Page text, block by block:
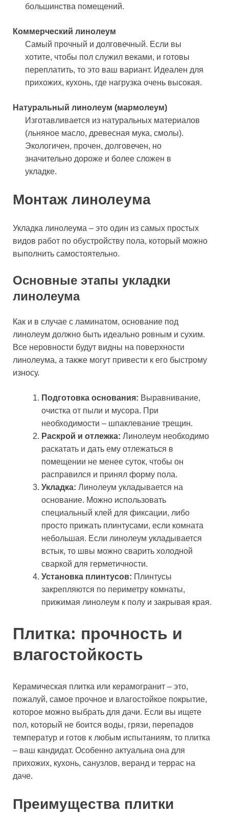
большинства помещений.
Коммерческий линолеум
Самый прочный и долговечный. Если вы
хотите, чтобы пол служил веками, и готовы
переплатить, то это ваш вариант. Идеален для
прихожих, кухонь, где нагрузка очень высокая.
Натуральный линолеум (мармолеум)
Изготавливается из натуральных материалов
(льняное масло, древесная мука, смолы).
Экологичен, прочен, долговечен, но
значительно дороже и более сложен в
укладке.
Монтаж линолеума
Укладка линолеума – это один из самых простых
видов работ по обустройству пола, который можно
выполнить самостоятельно.
Основные этапы укладки
линолеума
Как и в случае с ламинатом, основание под
линолеум должно быть идеально ровным и сухим.
Все неровности будут видны на поверхности
линолеума, а также могут привести к его быстрому
износу.
Подготовка основания: Выравнивание,
очистка от пыли и мусора. При
необходимости – шпаклевание трещин.
Раскрой и отлежка: Линолеум необходимо
раскатать и дать ему отлежаться в
помещении не менее суток, чтобы он
расправился и принял форму пола.
Укладка: Линолеум укладывается на
основание. Можно использовать
специальный клей для фиксации, либо
просто прижать плинтусами, если комната
небольшая. Если линолеум укладывается
встык, то швы можно сварить холодной
сваркой для герметичности.
Установка плинтусов: Плинтусы
закрепляются по периметру комнаты,
прижимая линолеум к полу и закрывая края.
Плитка: прочность и
влагостойкость
Керамическая плитка или керамогранит – это,
пожалуй, самое прочное и влагостойкое покрытие,
которое можно выбрать для дачи. Если вы ищете
пол, который не боится воды, грязи, перепадов
температур и готов к любым испытаниям, то плитка
– ваш кандидат. Особенно актуальна она для
прихожих, кухонь, санузлов, веранд и террас на
даче.
Преимущества плитки